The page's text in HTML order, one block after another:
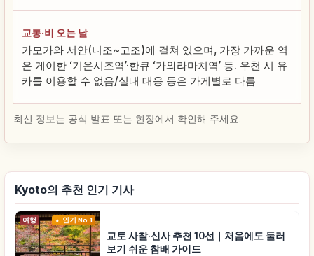
교통·비 오는 날
가모가와 서안(니조~고조)에 걸쳐 있으며, 가장 가까운 역
은 게이한 ‘기온시조역’·한큐 ‘가와라마치역’ 등. 우천 시 유
카를 이용할 수 없음/실내 대응 등은 가게별로 다름
최신 정보는 공식 발표 또는 현장에서 확인해 주세요.
Kyoto의 추천 인기 기사
여행 인기 No.1
교토 사찰·신사 추천 10선｜처음에도 둘러
보기 쉬운 참배 가이드